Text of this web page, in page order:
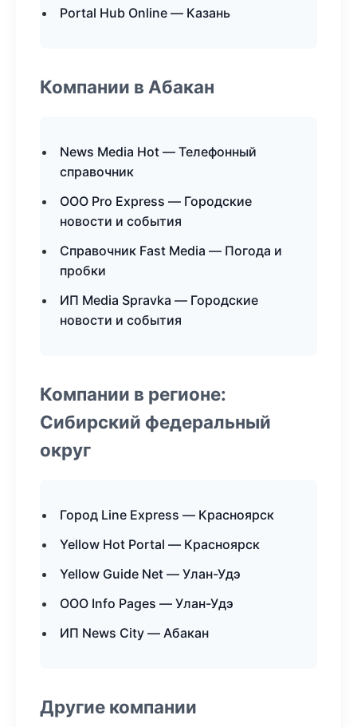
Portal Hub Online — Казань
Компании в Абакан
News Media Hot — Телефонный
справочник
ООО Pro Express — Городские
новости и события
Справочник Fast Media — Погода и
пробки
ИП Media Spravka — Городские
новости и события
Компании в регионе:
Сибирский федеральный
округ
Город Line Express — Красноярск
Yellow Hot Portal — Красноярск
Yellow Guide Net — Улан-Удэ
ООО Info Pages — Улан-Удэ
ИП News City — Абакан
Другие компании